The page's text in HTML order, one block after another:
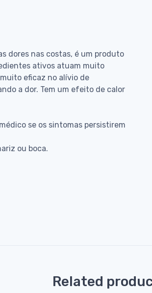
dores nas costas, é um produto
ativos atuam muito
eficaz no alívio de
a dor. Tem um efeito de calor
se os sintomas persistirem
ou boca.
Related